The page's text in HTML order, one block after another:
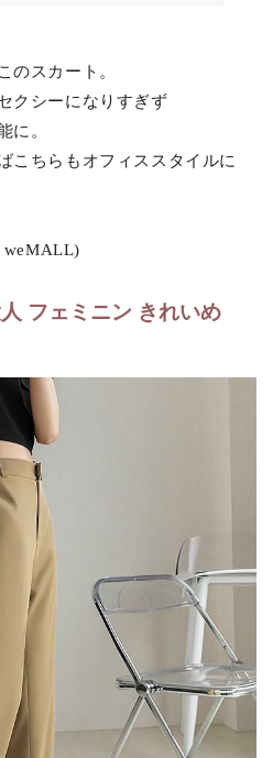
のスカート。
クシーになりすぎず
に。
こちらもオフィススタイルに
weMALL)
フェミニン きれいめ